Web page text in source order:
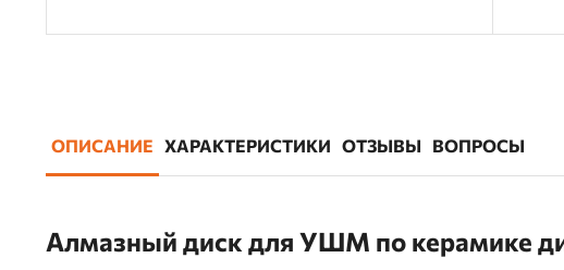
ОПИСАНИЕ ХАРАКТЕРИСТИКИ ОТЗЫВЫ ВОПРОСЫ
Алмазный диск для УШМ по керамике